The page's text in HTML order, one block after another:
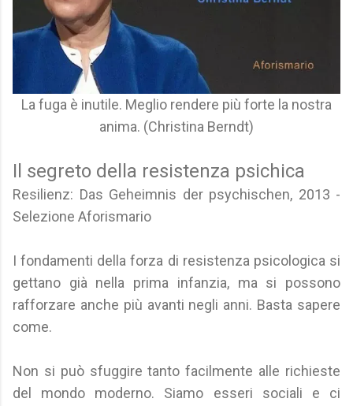
La fuga è inutile. Meglio rendere più forte la nostra
anima. (Christina Berndt)
Il segreto della resistenza psichica
Resilienz: Das Geheimnis der psychischen, 2013 -
Selezione Aforismario
I fondamenti della forza di resistenza psicologica si
gettano già nella prima infanzia, ma si possono
rafforzare anche più avanti negli anni. Basta sapere
come.
Non si può sfuggire tanto facilmente alle richieste
del mondo moderno. Siamo esseri sociali e ci